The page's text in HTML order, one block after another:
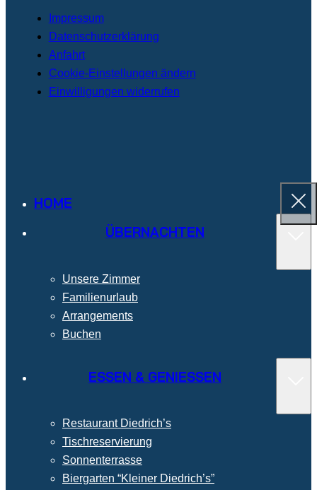
Impressum
Datenschutzerklärung
Anfahrt
Cookie-Einstellungen ändern
Einwilligungen widerrufen
HOME
ÜBERNACHTEN
Unsere Zimmer
Familienurlaub
Arrangements
Buchen
ESSEN & GENIESSEN
Restaurant Diedrich’s
Tischreservierung
Sonnenterrasse
Biergarten “Kleiner Diedrich’s”